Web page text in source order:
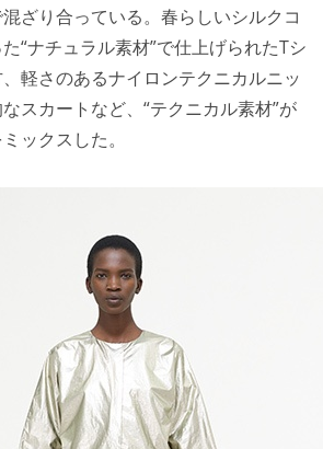
ざり合っている。春らしいシルクコ
“ナチュラル素材”で仕上げられたTシ
軽さのあるナイロンテクニカルニッ
スカートなど、“テクニカル素材”が
ックスした。